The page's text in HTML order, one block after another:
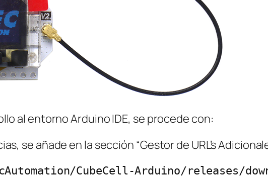
al entorno Arduino IDE, se procede con:
se añade en la sección “Gestor de URL’s
CubeCell-Arduino/releases/